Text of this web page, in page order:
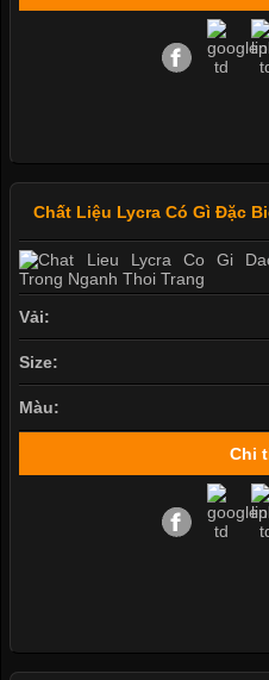
Chất Liệu Lycra Có Gì Đặc
Vải:
Size:
Màu:
Chi